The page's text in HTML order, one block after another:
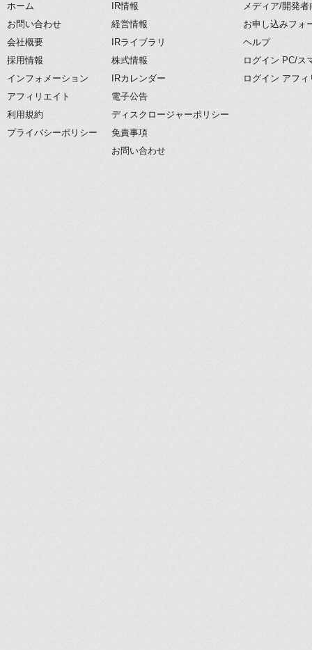
ホーム
お問い合わせ
会社概要
採用情報
インフォメーション
アフィリエイト
利用規約
プライバシーポリシー
IR情報
経営情報
IRライブラリ
株式情報
IRカレンダー
電子公告
ディスクロージャーポリシー
免責事項
お問い合わせ
メディア/開発者
お申し込みフォ
ヘルプ
ログイン PC/ス
ログイン アフィ